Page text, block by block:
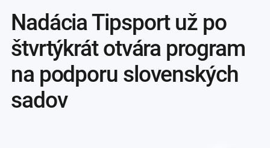
Nadácia Tipsport už po
štvrtýkrát otvára program
na podporu slovenských
sadov